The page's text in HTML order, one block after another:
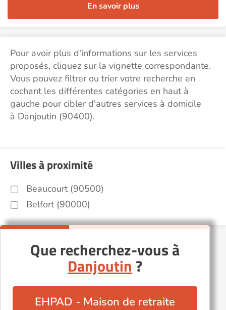
En savoir plus
Pour avoir plus d'informations sur les services
proposés, cliquez sur la vignette correspondante.
Vous pouvez filtrer ou trier votre recherche en
cochant les différentes catégories en haut à
gauche pour cibler d'autres services à domicile
à Danjoutin (90400).
Villes à proximité
Beaucourt (90500)
Belfort (90000)
Que recherchez-vous à
Danjoutin ?
EHPAD - Maison de retraite